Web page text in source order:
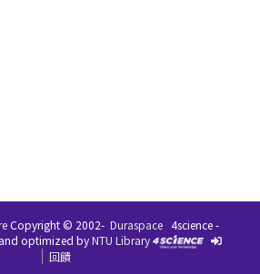
Copyright © 2002- Duraspace 4science -
optimized byNTU Library
回饋